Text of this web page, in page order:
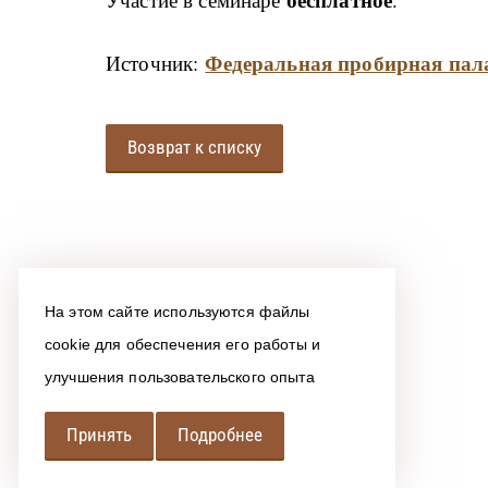
На этом сайте используются файлы
cookie для обеспечения его работы и
улучшения пользовательского опыта
Принять Подробнее
Источник:Федеральная пробирная
Возврат к списку